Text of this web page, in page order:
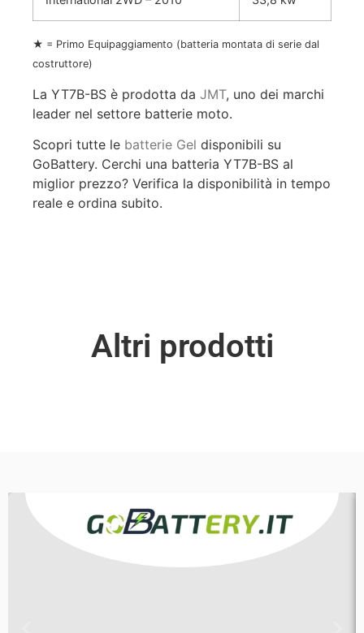
★ = Primo Equipaggiamento (batteria montata di serie dal
costruttore)
La YT7B-BS è prodotta da JMT, uno dei marchi
leader nel settore batterie moto.
Scopri tutte le batterie Gel disponibili su
GoBattery. Cerchi una batteria YT7B-BS al
miglior prezzo? Verifica la disponibilità in tempo
reale e ordina subito.
Altri prodotti